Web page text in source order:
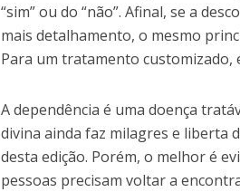
“sim” ou do “não”. Afinal, se a
mais detalhamento, o mesmo
Para um tratamento customizado,
A dependência é uma doença
divina ainda faz milagres e liberta
desta edição. Porém, o melhor é
pessoas precisam voltar a